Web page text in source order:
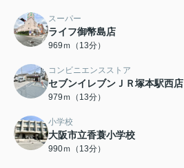
スーパー
ライフ御幣島店
969ｍ（13分）
コンビニエンスストア
セブンイレブンＪＲ塚本駅西店
979ｍ（13分）
小学校
大阪市立香蓑小学校
990ｍ（13分）